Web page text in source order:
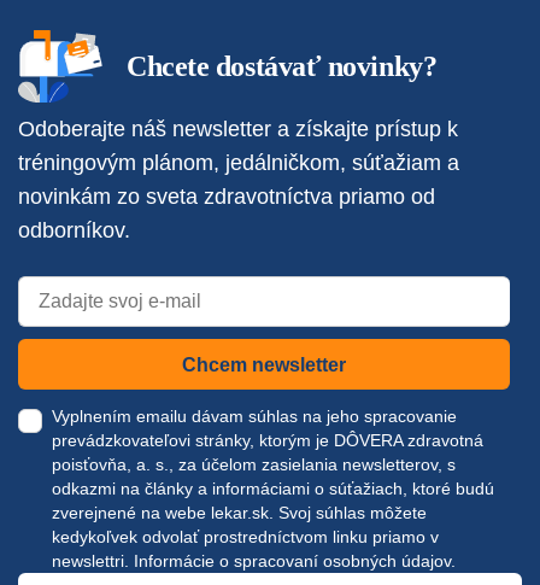
Chcete dostávať novinky?
Odoberajte náš newsletter a získajte prístup k
tréningovým plánom, jedálničkom, súťažiam a
novinkám zo sveta zdravotníctva priamo od
odborníkov.
Chcem newsletter
Vyplnením emailu dávam súhlas na jeho spracovanie
prevádzkovateľovi stránky, ktorým je DÔVERA zdravotná
poisťovňa, a. s., za účelom zasielania newsletterov, s
odkazmi na články a informáciami o súťažiach, ktoré budú
zverejnené na webe lekar.sk. Svoj súhlas môžete
kedykoľvek odvolať prostredníctvom linku priamo v
newslettri. Informácie o spracovaní osobných údajov.